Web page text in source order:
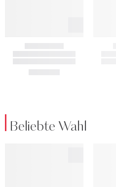
Beliebte Wahl